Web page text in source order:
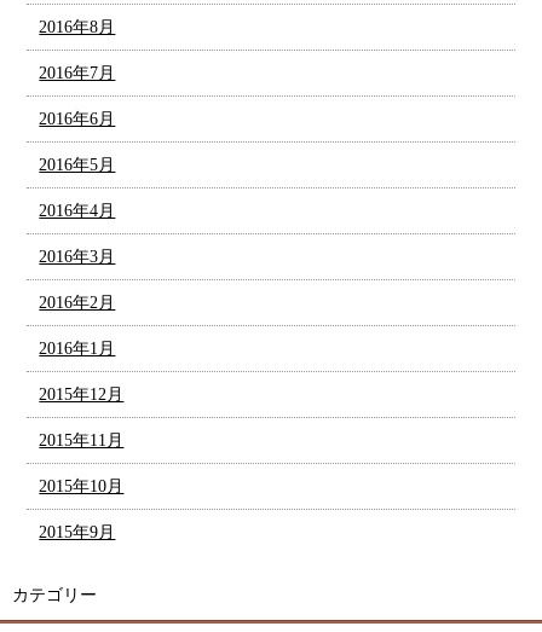
2016年8月
2016年7月
2016年6月
2016年5月
2016年4月
2016年3月
2016年2月
2016年1月
2015年12月
2015年11月
2015年10月
2015年9月
カテゴリー